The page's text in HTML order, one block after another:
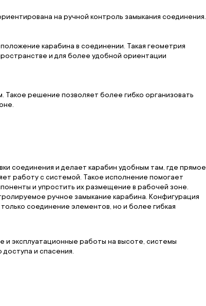
на ручной контроль замыкания соединения.
карабина в соединении. Такая геометрия
и для более удобной ориентации
Такое решение позволяет более гибко организовать
соединения и делает карабин удобным там, где прямое
работу с системой. Такое исполнение помогает
и упростить их размещение в рабочей зоне.
ручное замыкание карабина. Конфигурация
соединение элементов, но и более гибкая
эксплуатационные работы на высоте, системы
и спасения.